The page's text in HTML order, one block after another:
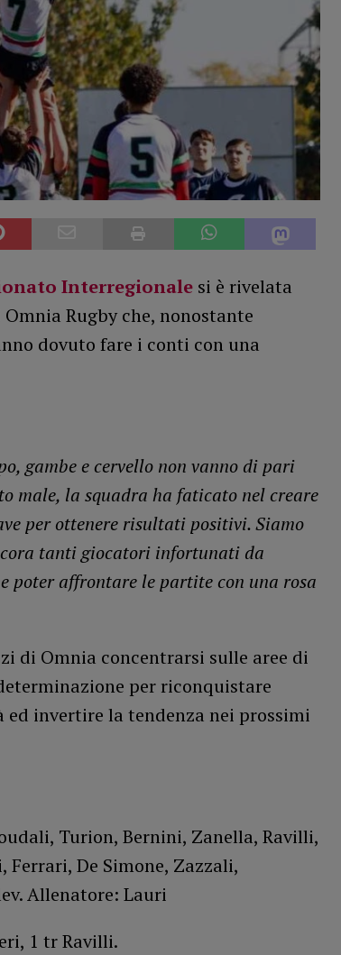
Interregionalesi è rivelata
Rugby che, nonostante
dovuto fare i conti con una
gambe e cervello non vanno di pari
male, la squadra ha faticato nel creare
per ottenere risultati positivi. Siamo
tanti giocatori infortunati da
poter affrontare le partite con una rosa
di Omnia concentrarsi sulle aree di
per riconquistare
invertire la tendenza nei prossimi
Turion, Bernini, Zanella, Ravilli,
De Simone, Zazzali,
Allenatore: Lauri
1 tr Ravilli.